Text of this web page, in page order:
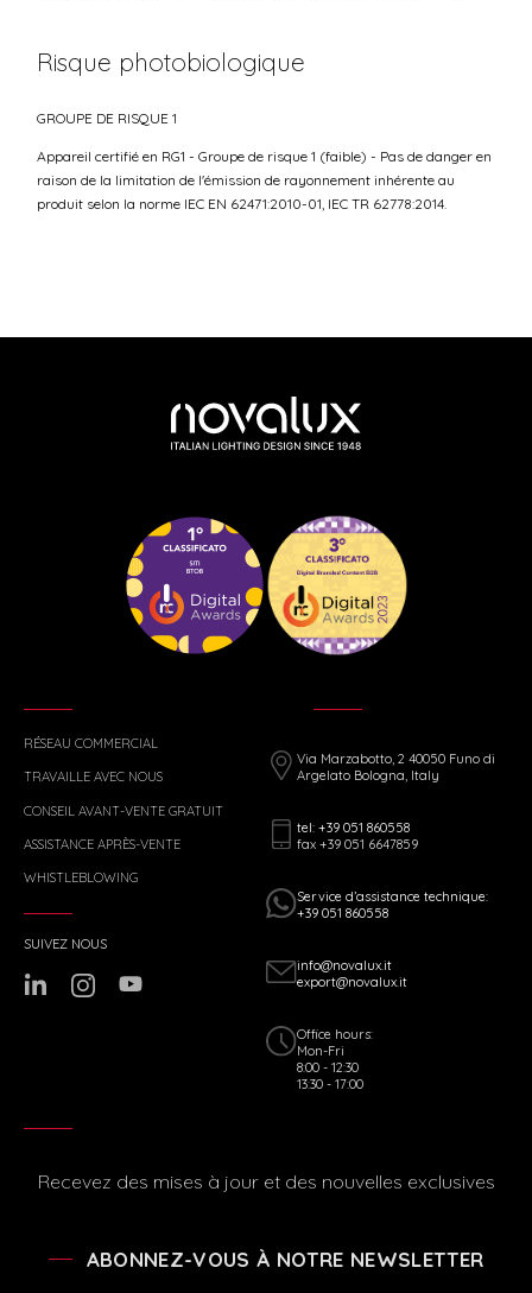
Risque photobiologique
GROUPE DE RISQUE 1
Appareil certifié en RG1 - Groupe de risque 1 (faible) - Pas de danger en
raison de la limitation de l'émission de rayonnement inhérente au
produit selon la norme IEC EN 62471:2010-01, IEC TR 62778:2014.
RÉSEAU COMMERCIAL
TRAVAILLE AVEC NOUS
CONSEIL AVANT-VENTE GRATUIT
ASSISTANCE APRÈS-VENTE
WHISTLEBLOWING
Via Marzabotto, 2 40050 Funo di
Argelato Bologna, Italy
tel: +39 051 860558
fax +39 051 6647859
Service d’assistance technique:
+39 051 860558
info@novalux.it
export@novalux.it
Office hours:
Mon-Fri
8:00 - 12:30
13:30 - 17:00
SUIVEZ NOUS
Recevez des mises à jour et des nouvelles exclusives
ABONNEZ-VOUS À NOTRE NEWSLETTER